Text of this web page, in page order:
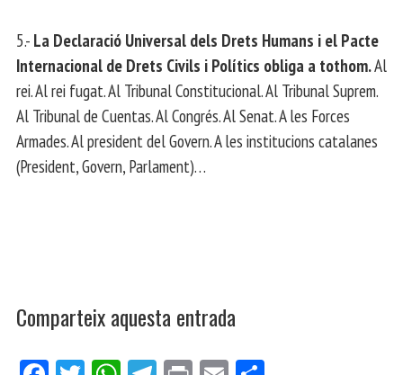
5.- La Declaració Universal dels Drets Humans i el Pacte
Internacional de Drets Civils i Polítics obliga a tothom.Al
rei. Al rei fugat. Al Tribunal Constitucional. Al Tribunal Suprem.
Al Tribunal de Cuentas. Al Congrés. Al Senat. A les Forces
Armades. Al president del Govern. A les institucions catalanes
(President, Govern, Parlament)…
Comparteix aquesta entrada